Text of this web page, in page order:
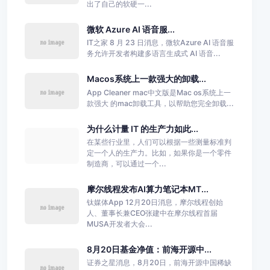
出了自己的软硬一...
微软 Azure AI 语音服...
IT之家 8 月 23 日消息，微软Azure AI 语音服
务允许开发者构建多语言生成式 AI 语音...
Macos系统上一款强大的卸载...
App Cleaner mac中文版是Mac os系统上一
款强大 的mac卸载工具，以帮助您完全卸载...
为什么计量 IT 的生产力如此...
在某些行业里，人们可以根据一些测量标准判
定一个人的生产力。比如，如果你是一个零件
制造商，可以通过一个...
摩尔线程发布AI算力笔记本MT...
钛媒体App 12月20日消息，摩尔线程创始
人、董事长兼CEO张建中在摩尔线程首届
MUSA开发者大会...
8月20日基金净值：前海开源中...
证券之星消息，8月20日，前海开源中国稀缺